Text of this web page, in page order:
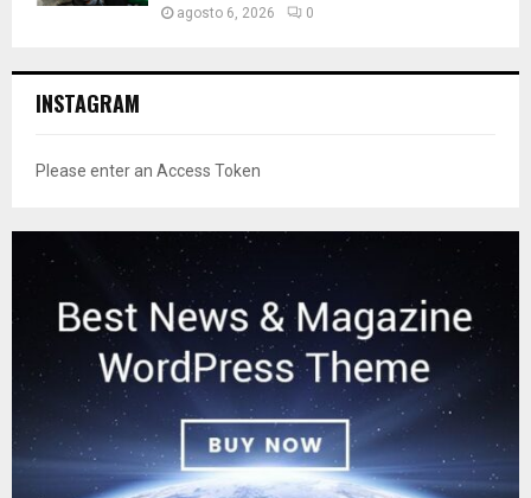
agosto 6, 2026 0
INSTAGRAM
Please enter an Access Token